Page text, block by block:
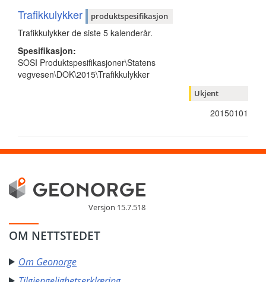
Trafikkulykker produktspesifikasjon
Trafikkulykker de siste 5 kalenderår.
Spesifikasjon:
SOSI Produktspesifikasjoner\Statens
vegvesen\DOK\2015\Trafikkulykker
Ukjent
20150101